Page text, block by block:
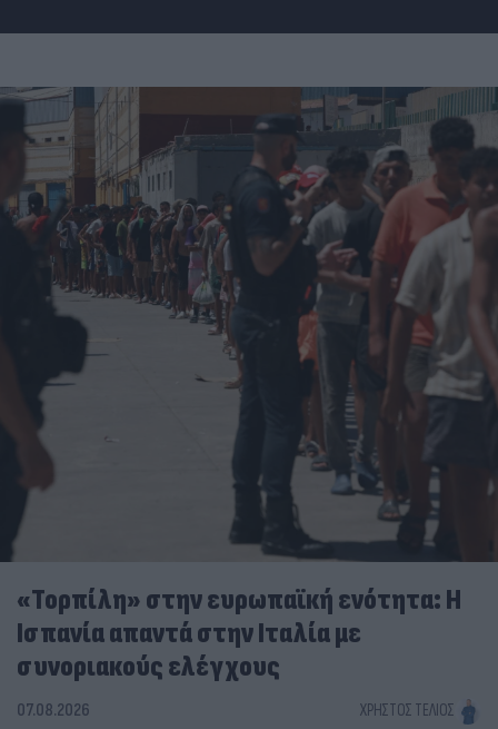
«Τορπίλη» στην ευρωπαϊκή ενότητα: Η
Ισπανία απαντά στην Ιταλία με
συνοριακούς ελέγχους
07.08.2026 ΧΡΉΣΤΟΣ ΤΈΛΙΟΣ